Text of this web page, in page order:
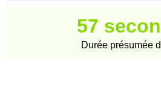
57
Durée présumée